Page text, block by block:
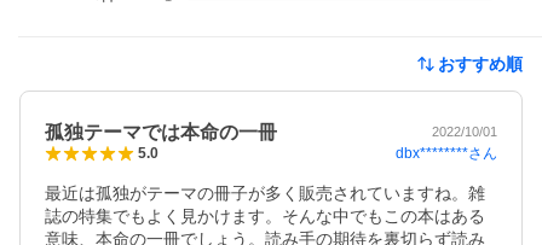
おすすめ順
孤独テーマでは本命の一冊 2022/10/01
5.0 dbx********さん
最近は孤独がテーマの冊子が多く販売されていますね。雑
誌の特集でもよく見かけます。そんな中でもこの本はある
意味、本命の一冊でしょう。読み手の期待を裏切らず読み